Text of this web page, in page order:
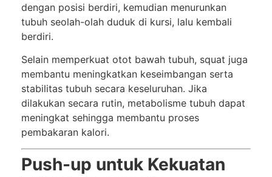
dengan posisi berdiri, kemudian menurunkan
tubuh seolah-olah duduk di kursi, lalu kembali
berdiri.
Selain memperkuat otot bawah tubuh, squat juga
membantu meningkatkan keseimbangan serta
stabilitas tubuh secara keseluruhan. Jika
dilakukan secara rutin, metabolisme tubuh dapat
meningkat sehingga membantu proses
pembakaran kalori.
Push-up untuk Kekuatan